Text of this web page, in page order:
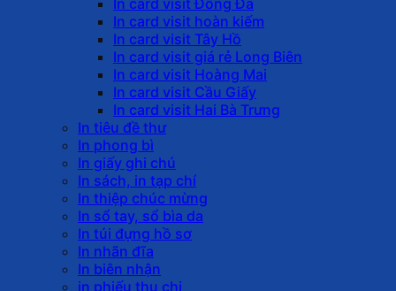
In card visit hoàn kiếm
In card visit Tây Hồ
In card visit giá rẻ Long Biên
In card visit Hoàng Mai
In card visit Cầu Giấy
In card visit Hai Bà Trưng
In tiêu đề thư
In phong bì
In giấy ghi chú
In sách, in tạp chí
In thiệp chúc mừng
In sổ tay, sổ bìa da
In túi đựng hồ sơ
In nhãn đĩa
In biên nhận
in phiếu thu chi